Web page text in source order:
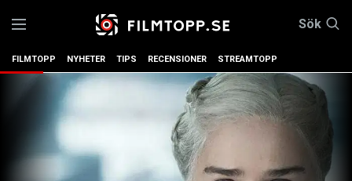
Sök
FILMTOPP NYHETER TIPS RECENSIONER STREAMTOPP